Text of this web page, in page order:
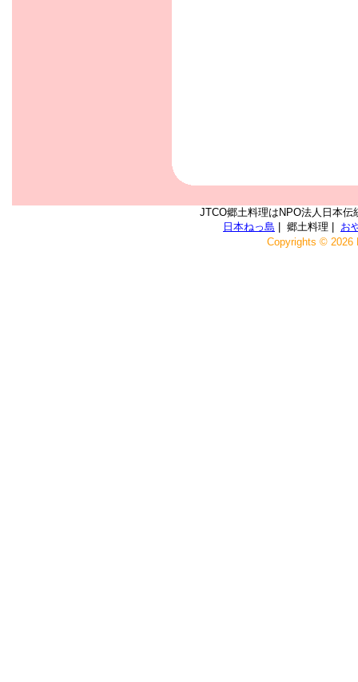
JTCO郷土料理はNPO法人日本
日本ねっ島 | 郷土料理 | お
Copyrights © 2026